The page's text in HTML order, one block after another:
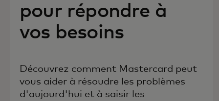
pour répondre à
vos besoins
Découvrez comment Mastercard peut
vous aider à résoudre les problèmes
d'aujourd'hui et à saisir les